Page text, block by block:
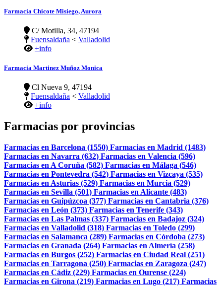
Farmacia Chicote Misiego, Aurora
C/ Motilla, 34, 47194
Fuensaldaña < Valladolid
+info
Farmacia Martinez Muñoz Monica
Cl Nueva 9, 47194
Fuensaldaña < Valladolid
+info
Farmacias por provincias
Farmacias en Barcelona (1550) Farmacias en Madrid (1483)
Farmacias en Navarra (632) Farmacias en Valencia (596)
Farmacias en A Coruña (582) Farmacias en Málaga (546)
Farmacias en Pontevedra (542) Farmacias en Vizcaya (535)
Farmacias en Asturias (529) Farmacias en Murcia (529)
Farmacias en Sevilla (501) Farmacias en Alicante (483)
Farmacias en Guipúzcoa (377) Farmacias en Cantabria (376)
Farmacias en León (373) Farmacias en Tenerife (343)
Farmacias en Las Palmas (337) Farmacias en Badajoz (324)
Farmacias en Valladolid (318) Farmacias en Toledo (299)
Farmacias en Salamanca (289) Farmacias en Córdoba (273)
Farmacias en Granada (264) Farmacias en Almería (258)
Farmacias en Burgos (252) Farmacias en Ciudad Real (251)
Farmacias en Tarragona (250) Farmacias en Zaragoza (247)
Farmacias en Cádiz (229) Farmacias en Ourense (224)
Farmacias en Girona (219) Farmacias en Lugo (217) Farmacias